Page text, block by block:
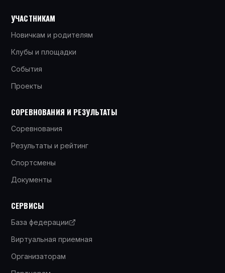
УЧАСТНИКАМ
Новичкам и родителям
Клубы и площадки
События
Проекты
СОРЕВНОВАНИЯ И РЕЗУЛЬТАТЫ
Соревнования
Результаты и рейтинг
Спортсмены
Документы
СЕРВИСЫ
База федерации
Виртуальная приемная
Организаторам